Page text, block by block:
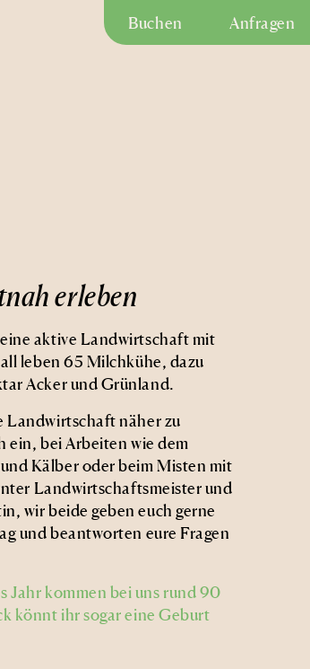
Buchen Anfragen
erleben
aktive Landwirtschaft mit
leben 65 Milchkühe, dazu
Acker und Grünland.
Landwirtschaft näher zu
ein, bei Arbeiten wie dem
Kälber oder beim Misten mit
Landwirtschaftsmeister und
wir beide geben euch gerne
und beantworten eure Fragen
Jahr kommen bei uns rund 90
könnt ihr sogar eine Geburt